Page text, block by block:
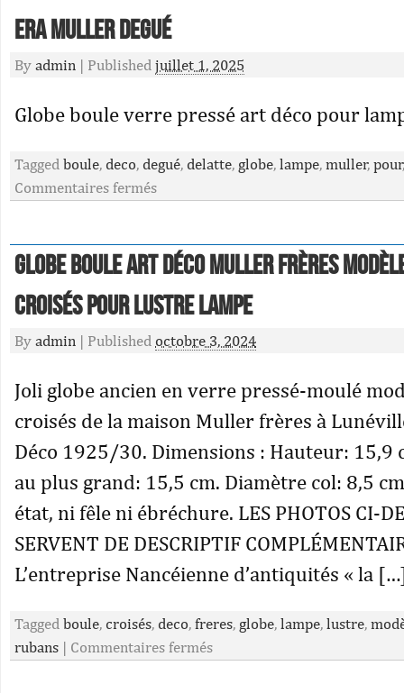
Era Muller Degué
By admin | Published juillet 1, 2025
Globe boule verre pressé art déco pour
Tagged boule, deco, degué, delatte, globe, lampe, muller, pour
Commentaires fermés
Globe Boule Art déco Muller Frères
croisés pour lustre lampe
By admin | Published octobre 3, 2024
Joli globe ancien en verre pressé-moulé
croisés de la maison Muller frères à
Déco 1925/30. Dimensions : Hauteur: 15,9
au plus grand: 15,5 cm. Diamètre col: 8,5
état, ni fêle ni ébréchure. LES PHOTOS CI-
SERVENT DE DESCRIPTIF
L’entreprise Nancéienne d’antiquités « la
Tagged boule, croisés, deco, freres, globe, lampe, lustre,
rubans | Commentaires fermés